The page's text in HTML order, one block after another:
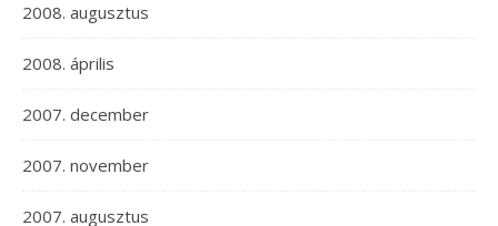
2008. augusztus
2008. április
2007. december
2007. november
2007. augusztus